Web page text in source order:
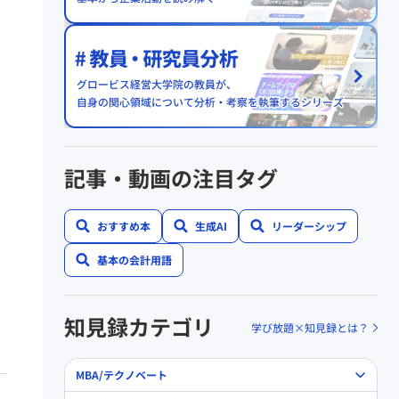
記事・動画の注目タグ
おすすめ本 生成AI リーダーシップ
基本の会計用語
知見録カテゴリ 学び放題×知見録とは？
MBA/テクノベート